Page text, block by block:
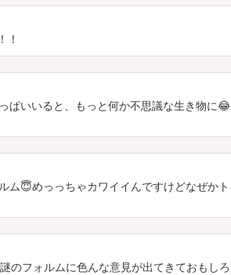
！
ぱいいると、もっと何か不思議な生き物に😂
ム😇めっっちゃカワイイんですけどなぜかト
のフォルムに色んな意見が出てきておもしろ